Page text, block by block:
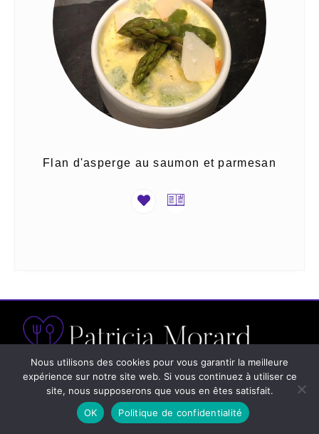
Flan d'asperge au saumon et parmesan
24 chemin de la Cressonnière
38210 TULLINS
Nous utilisons des cookies pour vous garantir la meilleure
expérience sur notre site web. Si vous continuez à utiliser ce
site, nous supposerons que vous en êtes satisfait.
OK
Politique de confidentialité